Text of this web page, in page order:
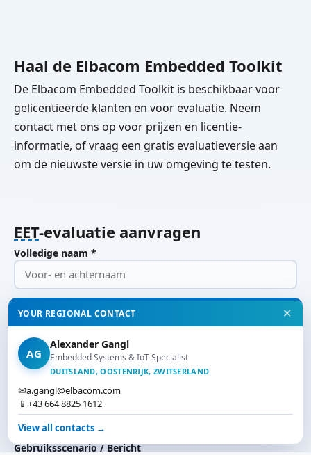
Haal de Elbacom Embedded Toolkit
De Elbacom Embedded Toolkit is beschikbaar voor
gelicentieerde klanten en voor evaluatie. Neem
contact met ons op voor prijzen en licentie-
informatie, of vraag een gratis evaluatieversie aan
om de nieuwste versie in uw omgeving te testen.
EET-evaluatie aanvragen
Volledige naam *
E-Mail *
Telefoon
Gebruiksscenario / Bericht
YOUR REGIONAL CONTACT ✕
AG
Alexander Gangl
Embedded Systems & IoT Specialist
DUITSLAND, OOSTENRIJK, ZWITSERLAND
✉a.gangl@elbacom.com
📱 +43 664 8825 1612
View all contacts →